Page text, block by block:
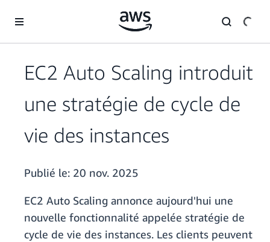
EC2 Auto Scaling introduit
une stratégie de cycle de
vie des instances
Publié le: 20 nov. 2025
EC2 Auto Scaling annonce aujourd'hui une
nouvelle fonctionnalité appelée stratégie de
cycle de vie des instances. Les clients peuvent